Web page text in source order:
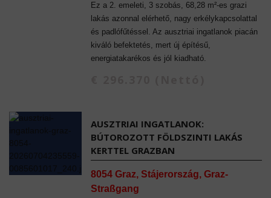
Ez a 2. emeleti, 3 szobás, 68,28 m²-es grazi
lakás azonnal elérhető, nagy erkélykapcsolattal
és padlófűtéssel. Az ausztriai ingatlanok piacán
kiváló befektetés, mert új építésű,
energiatakarékos és jól kiadható.
AUSZTRIAI INGATLANOK:
BÚTOROZOTT FÖLDSZINTI LAKÁS
KERTTEL GRAZBAN
8054 Graz, Stájerország, Graz-
Straßgang